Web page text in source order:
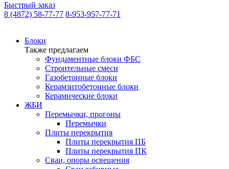
Быстрый заказ
8 (4872) 58-77-77 8-953-957-77-71
Блоки
Также предлагаем
Фундаментные блоки ФБС
Строительные смеси
Газобетонные блоки
Керамзитобетонные блоки
Керамические блоки
ЖБИ
Перемычки, прогоны
Перемычки
Плиты перекрытия
Плиты перекрытия ПБ
Плиты перекрытия ПК
Сваи, опоры освещения